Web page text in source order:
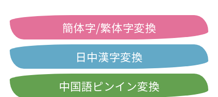
簡体字/繁体字変換
日中漢字変換
中国語ピンイン変換